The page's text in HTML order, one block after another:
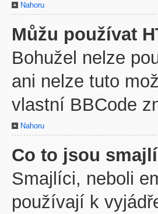
Nahoru
Můžu používat
Bohužel nelze
ani nelze tuto
vlastní BBCode
Nahoru
Co to jsou
Smajlíci, neboli
používají k